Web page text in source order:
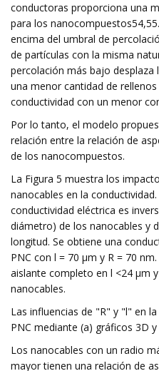
conductoras proporciona una
para los
encima del umbral de
de partículas con la misma
percolación más bajo desplaza
una menor cantidad de
conductividad con un menor
Por lo tanto, el modelo
relación entre la relación de
de los nanocompuestos.
La Figura 5 muestra los
nanocables en la
conductividad eléctrica es
diámetro) de los nanocables y
longitud. Se obtiene una
PNC con l = 70 μm y R = 70
aislante completo en l <24 μm
nanocables.
Las influencias de "R" y "l" en
PNC mediante (a) gráficos 3D
Los nanocables con un radio
mayor tienen una relación de